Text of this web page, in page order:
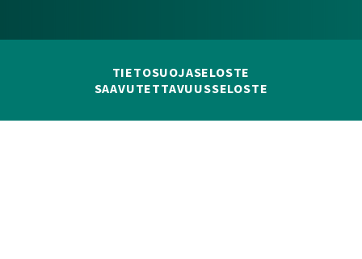
TIETOSUOJASELOSTE
SAAVUTETTAVUUSSELOSTE